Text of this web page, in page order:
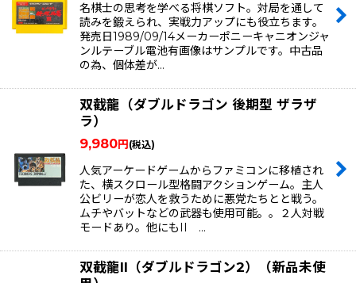
名棋士の思考を学べる将棋ソフト。対局を通して
読みを鍛えられ、実戦力アップにも役立ちます。
発売日1989/09/14メーカーポニーキャニオンジャ
ンルテーブル電池有画像はサンプルです。中古品
の為、個体差が…
双截龍（ダブルドラゴン 後期型 ザラザ
ラ）
9,980円 (税込)
人気アーケードゲームからファミコンに移植され
た、横スクロール型格闘アクションゲーム。主人
公ビリーが恋人を救うために悪党たちとと戦う。
ムチやバットなどの武器も使用可能。。２人対戦
モードあり。他にもII …
双截龍II（ダブルドラゴン2）（新品未使